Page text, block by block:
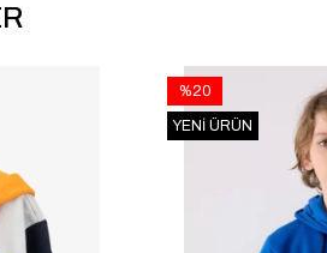
%20
YENI ÜRÜN